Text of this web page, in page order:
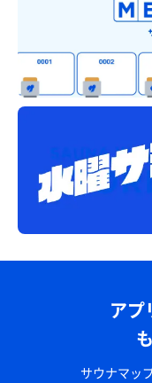
アプ
サウナマッ